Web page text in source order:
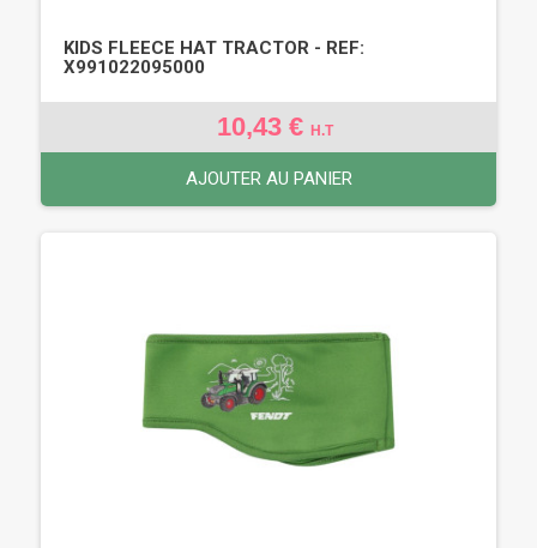
KIDS FLEECE HAT TRACTOR - REF:
X991022095000
10,43 € H.T
AJOUTER AU PANIER